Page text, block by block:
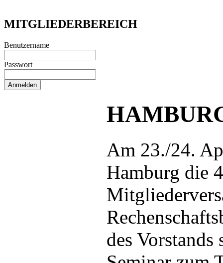
MITGLIEDERBEREICH
Benutzername
Passwort
Am 23./24.
Hamburg die
des Vorstands